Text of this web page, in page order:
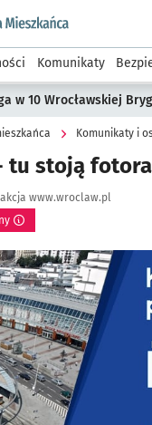
wroclaw.pl
Komunikaty
w 10 Wrocławskiej
Komunikaty i
tu stoją
www.wroclaw.pl